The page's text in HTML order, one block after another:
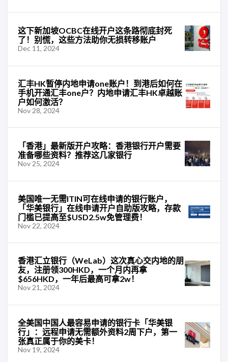
这下新加坡OCBC在线开户这条路彻底封死
了！别慌，这些方法助你无损转移账户
Dec 11, 2024
汇丰HK暂停内地申请one账户！到港后如何在
手机开通汇丰one户？内地申请汇丰HK卓越账
户如何激活？
Nov 28, 2024
「香港」最新版开户攻略：香港银行开户需要
准备哪些资料？推荐这几家银行
Nov 25, 2024
美国唯一无需ITIN可在线申请的银行账户，
「华美银行」在线申请开户自助版攻略，存款
门槛已提高至$USD2.5w免管理费！
Nov 22, 2024
香港汇立银行（WeLab）这次真心交内地的朋
友，注册领300HKD，一个月内再拿
$656HKD，一年后最高可拿2w！
Nov 21, 2024
全美国中国人最容易申请的银行卡「华美银
行」：远程申请无需额外资料2周下户，第一
张真正属于你的美卡！
Nov 19, 2024